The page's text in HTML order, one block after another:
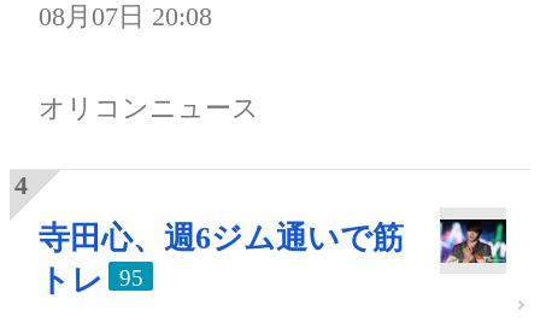
08月07日 20:08
オリコンニュース
寺田心、週6ジム通いで筋
トレ
95